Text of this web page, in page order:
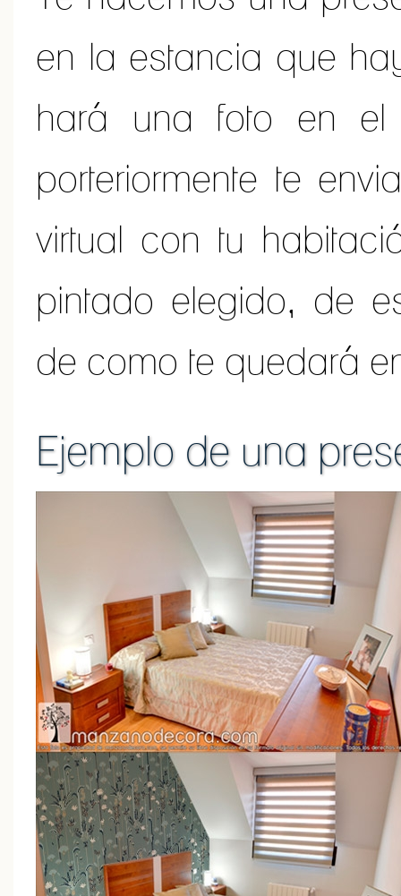
en la estancia que
hará una foto en
porteriormente te
virtual con tu
pintado elegido, de
de como te quedará
Ejemplo de una